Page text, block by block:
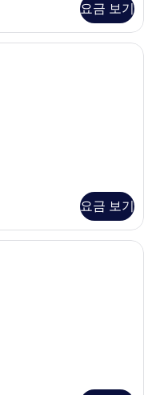
요금 보기
침구, 오리/거위털 이불, 책
요금 보기
침구, 오리/거위털 이불, 책